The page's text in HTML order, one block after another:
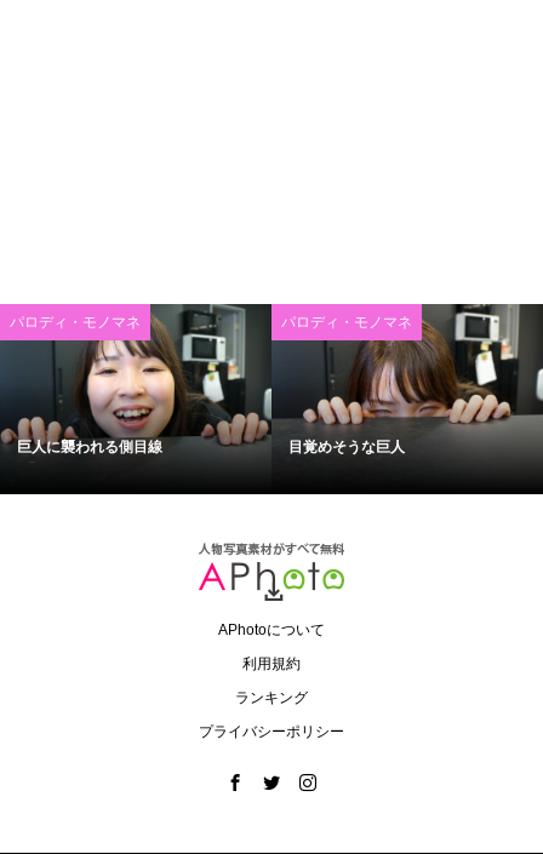
パロディ・モノマネ
巨人に襲われる側目線
パロディ・モノマネ
目覚めそうな巨人
APhotoについて
利用規約
ランキング
プライバシーポリシー